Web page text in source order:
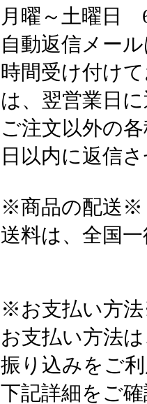
月曜～土曜日
自動返信メー
時間受け付け
は、翌営業日
ご注文以外の
日以内に返信
※商品の配送※
送料は、全国
※お支払い方
お支払い方法
振り込みをご
下記詳細をご